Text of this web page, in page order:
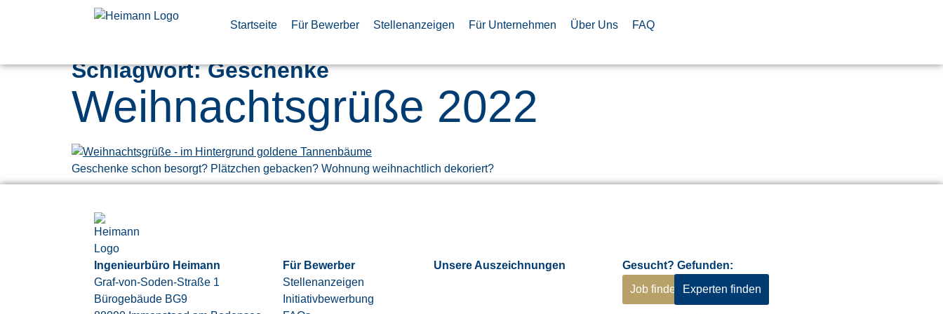
Startseite Für Bewerber Stellenanzeigen Für Unternehmen Über Uns FAQ
Schlagwort:Geschenke
Weihnachtsgrüße 2022
Geschenke schon besorgt? Plätzchen gebacken? Wohnung weihnachtlich dekoriert?
Ingenieurbüro Heimann
Graf-von-Soden-Straße 1
Bürogebäude BG9
Für Bewerber
Stellenanzeigen
Initiativbewerbung
Unsere Auszeichnungen Gesucht? Gefunden:
Job finden Experten finden